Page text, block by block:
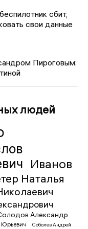
сбит,
свои данные
Пироговым:
людей
Иванов
Наталья
Александр
Юрьевич
Соболев Андрей